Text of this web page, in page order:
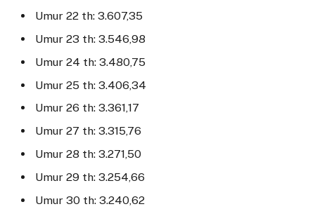
Umur 22 th: 3.607,35
Umur 23 th: 3.546,98
Umur 24 th: 3.480,75
Umur 25 th: 3.406,34
Umur 26 th: 3.361,17
Umur 27 th: 3.315,76
Umur 28 th: 3.271,50
Umur 29 th: 3.254,66
Umur 30 th: 3.240,62